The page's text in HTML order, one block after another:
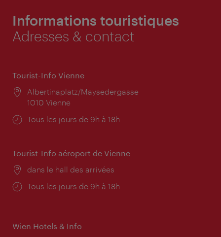
Informations touristiques
Adresses & contact
Tourist-Info Vienne
Lieu:
Albertinaplatz/Maysedergasse
1010 Vienne
Horaires
Tous les jours de 9h à 18h
Tourist-Info aéroport de Vienne
Lieu:
dans le hall des arrivées
Horaires
Tous les jours de 9h à 18h
Wien Hotels & Info